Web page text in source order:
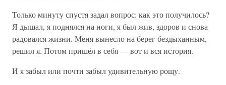
Только минуту спустя задал вопрос: как это получилось?
Я дышал, я поднялся на ноги, я был жив, здоров и снова
радовался жизни. Меня вынесло на берег бездыханным,
решил я. Потом пришёл в себя — вот и вся история.
И я забыл или почти забыл удивительную рощу.